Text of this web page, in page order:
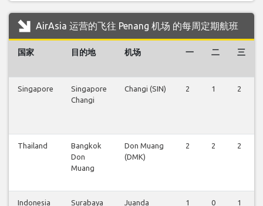
AirAsia 运营的飞往 Penang 机场 的每周定期航班
国家 目的地 机场 一 二 三
Singapore
Singapore
Changi
Changi (SIN) 2 1 2
Thailand
Bangkok
Don
Muang
Don Muang
(DMK)
2 2 2
Indonesia Surabaya
Juanda
1 0 1